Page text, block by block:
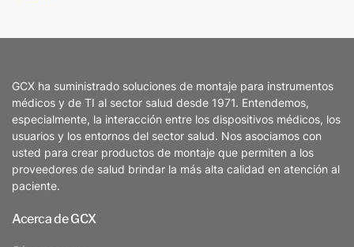
GCX ha suministrado soluciones de montaje para instrumentos
médicos y de TI al sector salud desde 1971. Entendemos,
especialmente, la interacción entre los dispositivos médicos, los
usuarios y los entornos del sector salud. Nos asociamos con
usted para crear productos de montaje que permiten a los
proveedores de salud brindar la más alta calidad en atención al
paciente.
Acerca de GCX